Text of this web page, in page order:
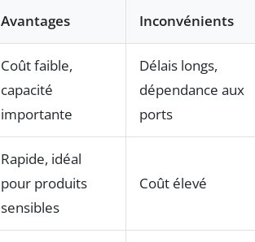
Avantages Inconvénients
Coût faible,
capacité
importante
Délais longs,
dépendance aux
ports
Rapide, idéal
pour produits
sensibles
Coût élevé